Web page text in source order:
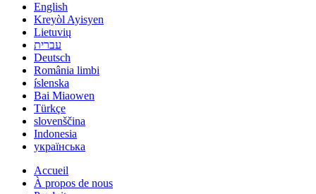
English
Kreyòl Ayisyen
Lietuvių
עברית
Deutsch
România limbi
íslenska
Bai Miaowen
Türkçe
slovenščina
Indonesia
українська
Accueil
À propos de nous